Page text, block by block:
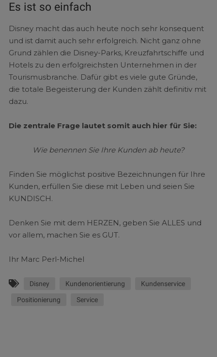
Es ist so einfach
Disney macht das auch heute noch sehr konsequent
und ist damit auch sehr erfolgreich. Nicht ganz ohne
Grund zählen die Disney-Parks, Kreuzfahrtschiffe und
Hotels zu den erfolgreichsten Unternehmen in der
Tourismusbranche. Dafür gibt es viele gute Gründe,
die totale Begeisterung der Kunden zählt definitiv mit
dazu.
Die zentrale Frage lautet somit auch hier für Sie:
Wie benennen Sie Ihre Kunden ab heute?
Finden Sie möglichst positive Bezeichnungen für Ihre
Kunden, erfüllen Sie diese mit Leben und seien Sie
KUNDISCH.
Denken Sie mit dem HERZEN, geben Sie ALLES und
vor allem, machen Sie es GUT.
Ihr Marc Perl-Michel
Disney Kundenorientierung Kundenservice
Positionierung Service